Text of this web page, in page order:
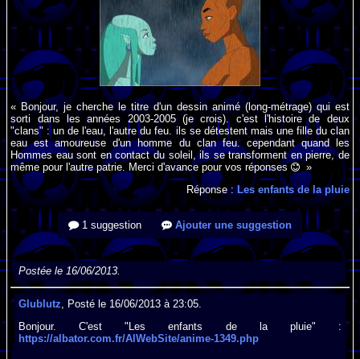
« Bonjour, je cherche le titre d'un dessin animé (long-métrage) qui est
sorti dans les années 2003-2005 (je crois). c'est l'histoire de deux
"clans" : un de l'eau, l'autre du feu. ils se détestent mais une fille du clan
eau est amoureuse d'un homme du clan feu. cependant quand les
Hommes eau sont en contact du soleil, ils se transforment en pierre, de
même pour l'autre patrie. Merci d'avance pour vos réponses
»
Réponse :Les enfants de la pluie
1 suggestion Ajouter une suggestion
Postée le 16/06/2013.
Glublutz , Posté le 16/06/2013 à 23:05.
Bonjour. C'est "Les enfants de la pluie" :
https://albator.com.fr/AlWebSite/anime-1349.php